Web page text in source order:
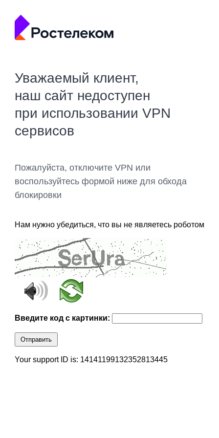
Уважаемый клиент,
наш сайт недоступен
при использовании VPN
сервисов
Пожалуйста, отключите VPN или
воспользуйтесь формой ниже для обхода
блокировки
Нам нужно убедиться, что вы не являетесь роботом
Введите код с картинки:
Отправить
Your support ID is: 14141199132352813445